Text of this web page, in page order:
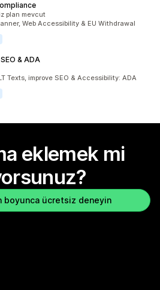
plan mevcut
Web Accessibility & EU Withdrawal
& ADA
Texts, improve SEO & Accessibility: ADA
eklemek mi
boyunca ücretsiz deneyin